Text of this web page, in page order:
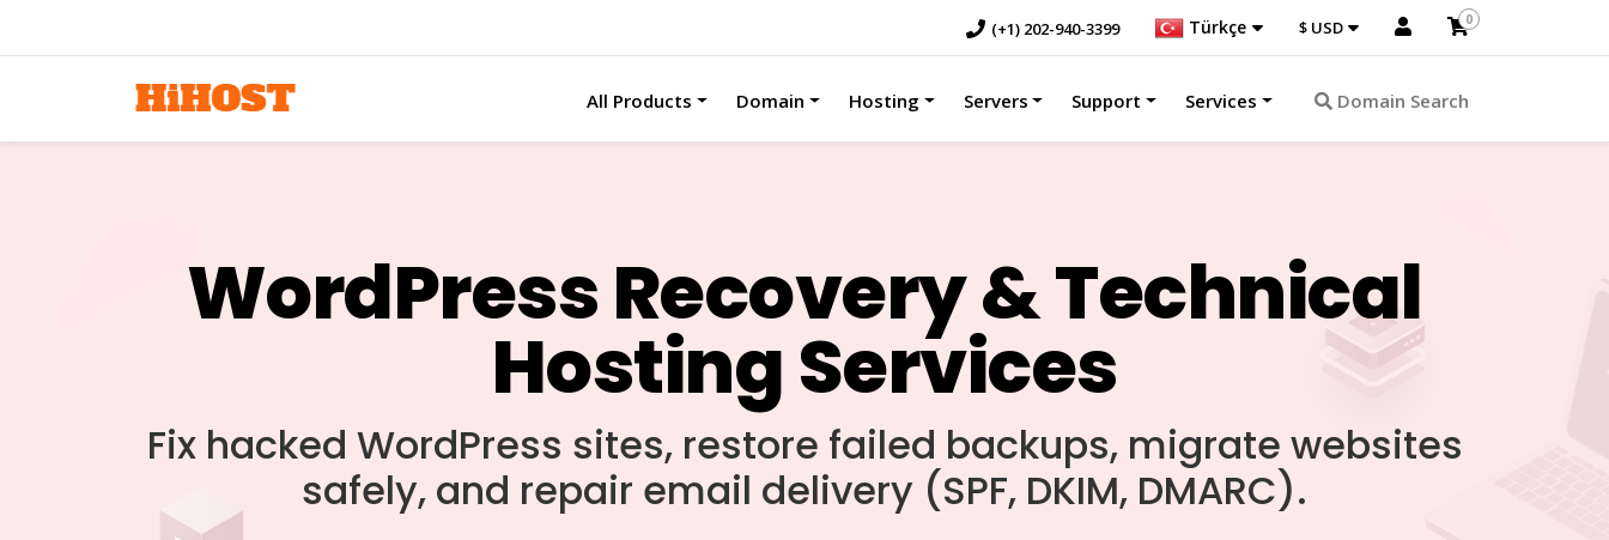
(+1) 202-940-3399 Türkçe $ USD 0
All Products Domain Hosting Servers Support Services Domain Search
WordPress Recovery & Technical
Hosting Services
Fix hacked WordPress sites, restore failed backups, migrate websites
safely, and repair email delivery (SPF, DKIM, DMARC).